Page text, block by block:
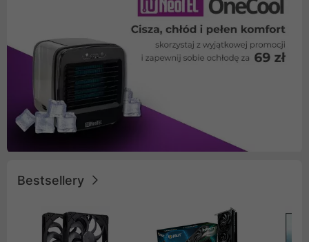
Bestsellery